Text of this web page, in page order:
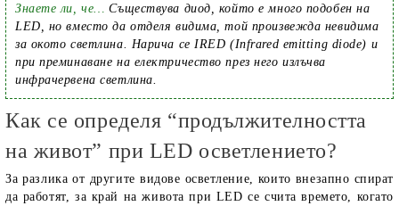
Знаете ли, че…
Съществува диод, който е много подобен на
LED, но вместо да отделя видима, той произвежда невидима
за окото светлина. Нарича се IRED (Infrared emitting diode) и
при преминаване на електричество през него излъчва
инфрачервена светлина.
Как се определя “продължителността
на живот” при LED осветлението?
За разлика от другите видове осветление, които внезапно спират
да работят, за край на живота при LED се счита времето, когато